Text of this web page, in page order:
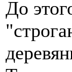
До